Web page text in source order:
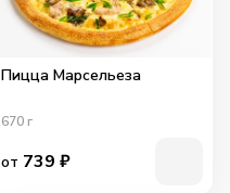
Пицца Марсельеза
670 г
от 739 ₽